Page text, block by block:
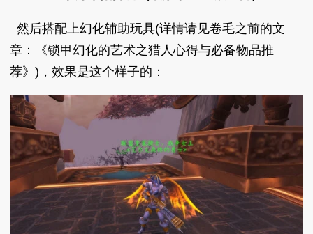
然后搭配上幻化辅助玩具(详情请见卷毛之前的文
章：《锁甲幻化的艺术之猎人心得与必备物品推
荐》)，效果是这个样子的：